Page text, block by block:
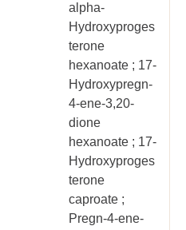
alpha-
Hydroxyproges
terone
hexanoate ; 17-
Hydroxypregn-
4-ene-3,20-
dione
hexanoate ; 17-
Hydroxyproges
terone
caproate ;
Pregn-4-ene-